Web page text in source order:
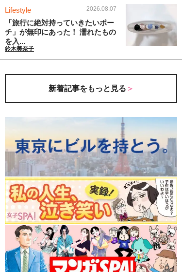
Lifestyle 2026.08.07
「旅行に絶対持っていきたいポー
チ」が無印にあった！ 濡れたもの
を入...
鈴木美奈子
新着記事をもっと見る